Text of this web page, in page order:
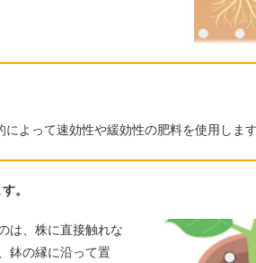
よって速効性や緩効性の肥料を使用しま
。
は、株に直接触れな
鉢の縁に沿って置